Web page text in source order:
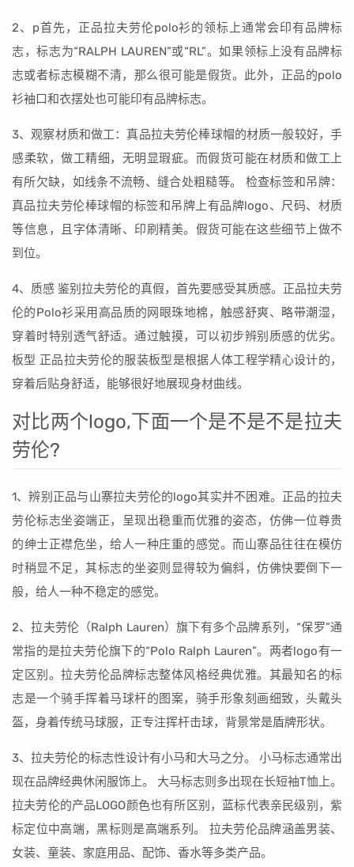
2、p首先，正品拉夫劳伦polo衫的领标上通常会印有品牌标
志，标志为“RALPH LAUREN”或“RL”。如果领标上没有品牌标
志或者标志模糊不清，那么很可能是假货。此外，正品的polo
衫袖口和衣摆处也可能印有品牌标志。
3、观察材质和做工：真品拉夫劳伦棒球帽的材质一般较好，手
感柔软，做工精细，无明显瑕疵。而假货可能在材质和做工上
有所欠缺，如线条不流畅、缝合处粗糙等。 检查标签和吊牌：
真品拉夫劳伦棒球帽的标签和吊牌上有品牌logo、尺码、材质
等信息，且字体清晰、印刷精美。假货可能在这些细节上做不
到位。
4、质感 鉴别拉夫劳伦的真假，首先要感受其质感。正品拉夫劳
伦的Polo衫采用高品质的网眼珠地棉，触感舒爽、略带潮湿，
穿着时特别透气舒适。通过触摸，可以初步辨别质感的优劣。
板型 正品拉夫劳伦的服装板型是根据人体工程学精心设计的，
穿着后贴身舒适，能够很好地展现身材曲线。
对比两个logo,下面一个是不是不是拉夫
劳伦?
1、辨别正品与山寨拉夫劳伦的logo其实并不困难。正品的拉夫
劳伦标志坐姿端正，呈现出稳重而优雅的姿态，仿佛一位尊贵
的绅士正襟危坐，给人一种庄重的感觉。而山寨品往往在模仿
时稍显不足，其标志的坐姿则显得较为偏斜，仿佛快要倒下一
般，给人一种不稳定的感觉。
2、拉夫劳伦（Ralph Lauren）旗下有多个品牌系列，“保罗”通
常指的是拉夫劳伦旗下的“Polo Ralph Lauren”。两者logo有一
定区别。拉夫劳伦品牌标志整体风格经典优雅。其最知名的标
志是一个骑手挥着马球杆的图案，骑手形象刻画细致，头戴头
盔，身着传统马球服，正专注挥杆击球，背景常是盾牌形状。
3、拉夫劳伦的标志性设计有小马和大马之分。 小马标志通常出
现在品牌经典休闲服饰上。 大马标志则多出现在长短袖T恤上。
拉夫劳伦的产品LOGO颜色也有所区别，蓝标代表亲民级别，紫
标定位中高端，黑标则是高端系列。 拉夫劳伦品牌涵盖男装、
女装、童装、家庭用品、配饰、香水等多类产品。